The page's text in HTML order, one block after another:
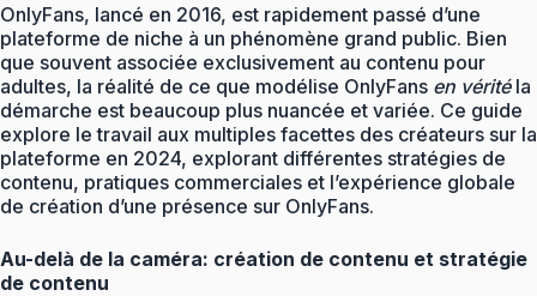
OnlyFans, lancé en 2016, est rapidement passé d’une
plateforme de niche à un phénomène grand public. Bien
que souvent associée exclusivement au contenu pour
adultes, la réalité de ce que modélise OnlyFans en véritéla
démarche est beaucoup plus nuancée et variée. Ce guide
explore le travail aux multiples facettes des créateurs sur la
plateforme en 2024, explorant différentes stratégies de
contenu, pratiques commerciales et l’expérience globale
de création d’une présence sur OnlyFans.
Au-delà de la caméra: création de contenu et stratégie
de contenu